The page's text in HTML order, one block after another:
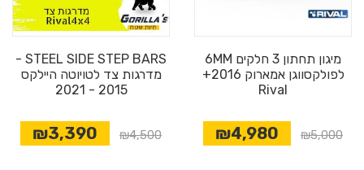
מיגון תחתון 3 חלקים 6MM
לפולקסווגן אמארוק 2016+
Rival
₪5,000
₪4,980
STEEL SIDE STEP BARS -
מדרגות צד לטויוטה היילקס
2015 - 2021
₪4,500
₪3,390